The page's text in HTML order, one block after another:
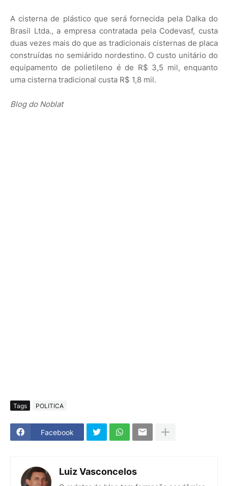
A cisterna de plástico que será fornecida pela Dalka do
Brasil Ltda., a empresa contratada pela Codevasf, custa
duas vezes mais do que as tradicionais cisternas de placa
construídas no semiárido nordestino. O custo unitário do
equipamento de polietileno é de R$ 3,5 mil, enquanto
uma cisterna tradicional custa R$ 1,8 mil.
Blog do Noblat
Tags POLITICA
Facebook
Luiz Vasconcelos